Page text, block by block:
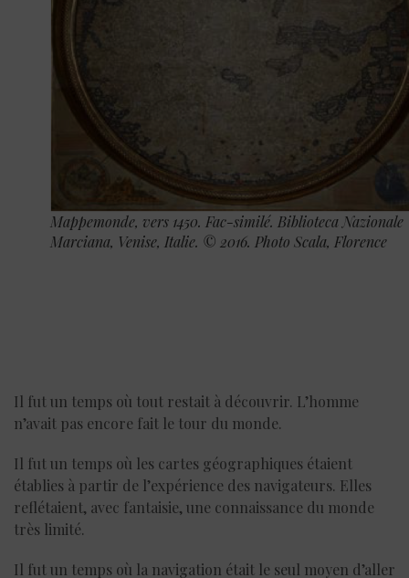
Mappemonde, vers 1450. Fac-similé. Biblioteca Nazionale
Marciana, Venise, Italie. © 2016. Photo Scala, Florence
Il fut un temps où tout restait à découvrir. L’homme
n’avait pas encore fait le tour du monde.
Il fut un temps où les cartes géographiques étaient
établies à partir de l’expérience des navigateurs. Elles
reflétaient, avec fantaisie, une connaissance du monde
très limité.
Il fut un temps où la navigation était le seul moyen d’aller